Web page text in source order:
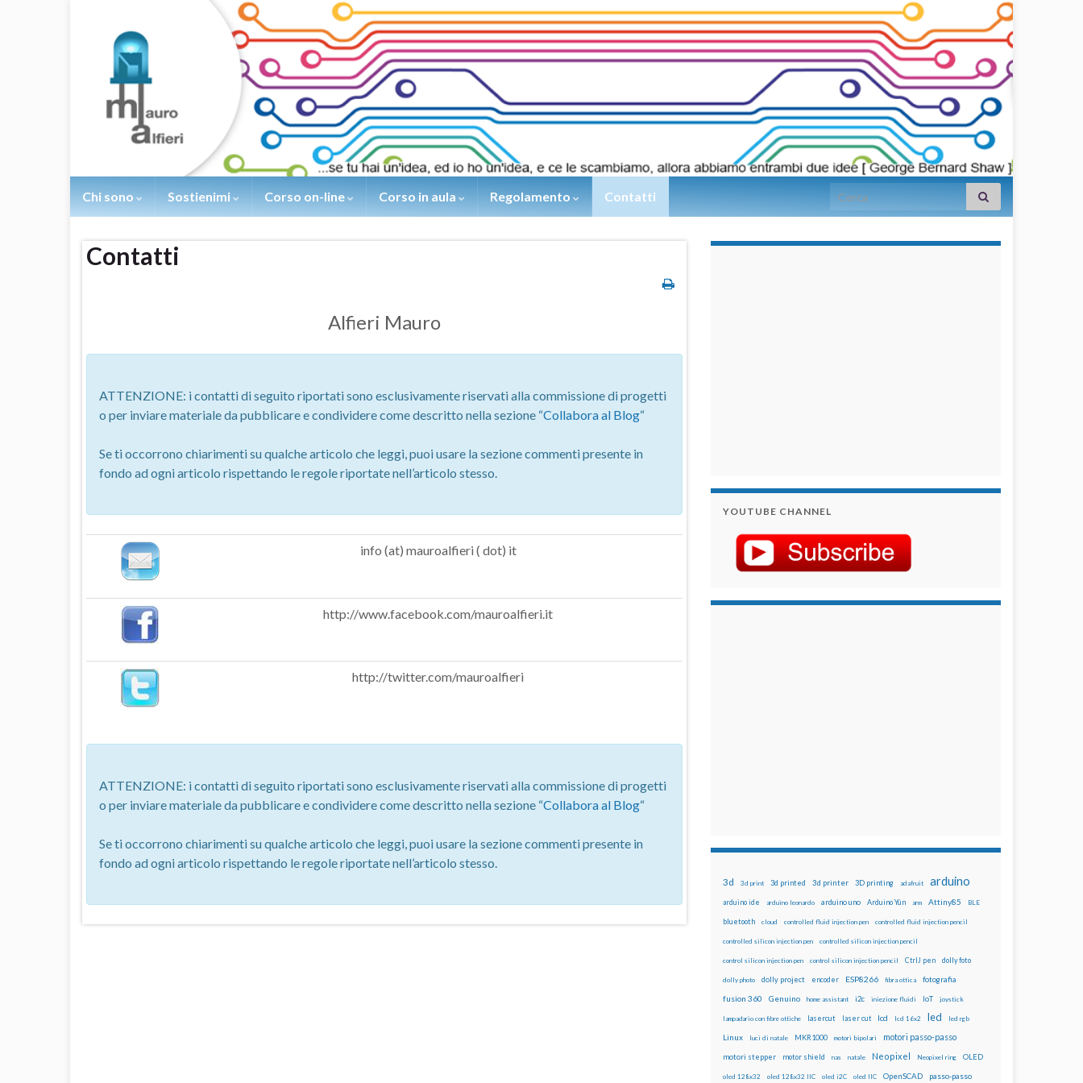
Chi sono Sostienimi Corso on-line Corso in aula Regolamento Contatti Search for:
Contatti
Alfieri Mauro
ATTENZIONE: i contatti di seguito riportati sono esclusivamente riservati alla commissione di progetti
o per inviare materiale da pubblicare e condividere come descritto nella sezione “Collabora al Blog“
Se ti occorrono chiarimenti su qualche articolo che leggi, puoi usare la sezione commenti presente in
fondo ad ogni articolo rispettando le regole riportate nell’articolo stesso.
info (at) mauroalfieri ( dot) it
http://www.facebook.com/mauroalfieri.it
http://twitter.com/mauroalfieri
ATTENZIONE: i contatti di seguito riportati sono esclusivamente riservati alla commissione di progetti
o per inviare materiale da pubblicare e condividere come descritto nella sezione “Collabora al Blog“
Se ti occorrono chiarimenti su qualche articolo che leggi, puoi usare la sezione commenti presente in
fondo ad ogni articolo rispettando le regole riportate nell’articolo stesso.
YOUTUBE CHANNEL
3d 3d print 3d printed 3d printer 3D printing adafruit arduino
arduino ide arduino leonardo arduino uno Arduino Yún arm Attiny85 BLE
bluetooth cloud controlled fluid injection pen controlled fluid injection pencil
controlled silicon injection pen controlled silicon injection pencil
control silicon injection pen control silicon injection pencil CtrlJ pen dolly foto
dolly photo dolly project encoder ESP8266 fibra ottica fotografia
fusion 360 Genuino home assistant i2c iniezione fluidi IoT joystick
lampadario con fibre ottiche lasercut laser cut lcd lcd 16x2 led led rgb
Linux luci di natale MKR1000 motori bipolari motori passo-passo
motori stepper motor shield nas natale Neopixel Neopixel ring OLED
oled 128x32 oled 128x32 IIC oled i2C oled IIC OpenSCAD passo-passo